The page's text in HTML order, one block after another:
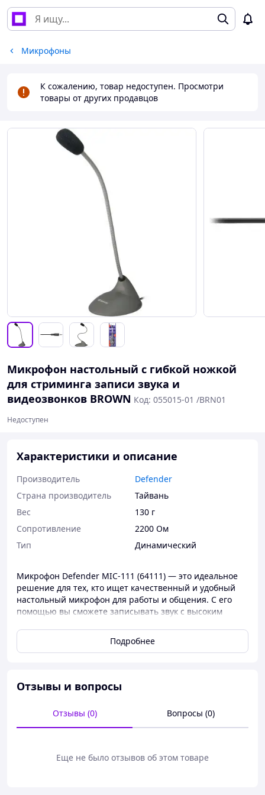
Микрофоны
К сожалению, товар недоступен. Просмотри
товары от других продавцов
Микрофон настольный с гибкой ножкой
для стриминга записи звука и
видеозвонков BROWN Код: 055015-01 /BRN01
Недоступен
Характеристики и описание
Производитель
Defender
Страна производитель
Тайвань
Вес
130 г
Сопротивление
2200 Ом
Тип
Динамический
Микрофон Defender MIC-111 (64111) — это идеальное
решение для тех, кто ищет качественный и удобный
настольный микрофон для работы и общения. С его
помощью вы сможете записывать звук с высоким
стримеров, блогеров, подкастеров и пользователей,
проводящих видеоконференции.
гибкая ножка позволяет настраивать его угол наклона в
всенаправленной характеристике (360°) микрофон
Подробнее
Отзывы и вопросы
Отзывы (0) Вопросы (0)
Еще не было отзывов об этом товаре